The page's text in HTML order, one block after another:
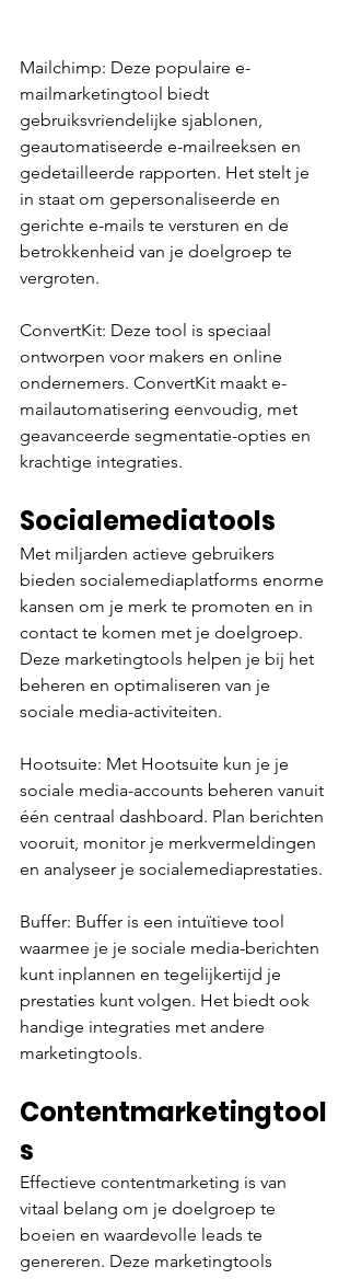
Mailchimp: Deze populaire e-
mailmarketingtool biedt
gebruiksvriendelijke sjablonen,
geautomatiseerde e-mailreeksen en
gedetailleerde rapporten. Het stelt je
in staat om gepersonaliseerde en
gerichte e-mails te versturen en de
betrokkenheid van je doelgroep te
vergroten.
ConvertKit: Deze tool is speciaal
ontworpen voor makers en online
ondernemers. ConvertKit maakt e-
mailautomatisering eenvoudig, met
geavanceerde segmentatie-opties en
krachtige integraties.
Socialemediatools
Met miljarden actieve gebruikers
bieden socialemediaplatforms enorme
kansen om je merk te promoten en in
contact te komen met je doelgroep.
Deze marketingtools helpen je bij het
beheren en optimaliseren van je
sociale media-activiteiten.
Hootsuite: Met Hootsuite kun je je
sociale media-accounts beheren vanuit
één centraal dashboard. Plan berichten
vooruit, monitor je merkvermeldingen
en analyseer je socialemediaprestaties.
Buffer: Buffer is een intuïtieve tool
waarmee je je sociale media-berichten
kunt inplannen en tegelijkertijd je
prestaties kunt volgen. Het biedt ook
handige integraties met andere
marketingtools.
Contentmarketingtool
s
Effectieve contentmarketing is van
vitaal belang om je doelgroep te
boeien en waardevolle leads te
genereren. Deze marketingtools